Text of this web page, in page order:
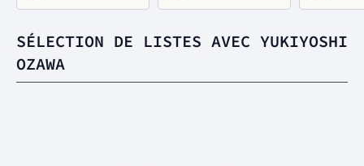
SÉLECTION DE LISTES AVEC YUKIYOSHI
OZAWA